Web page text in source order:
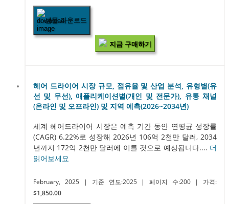
샘플 다운로드
지금 구매하기
헤어 드라이어 시장 규모, 점유율 및 산업 분석, 유형별(유
선 및 무선), 애플리케이션별(개인 및 전문가), 유통 채널
(온라인 및 오프라인) 및 지역 예측(2026~2034년)
세계 헤어드라이어 시장은 예측 기간 동안 연평균 성장률
(CAGR) 6.22%로 성장해 2026년 106억 2천만 달러, 2034
년까지 172억 2천만 달러에 이를 것으로 예상됩니다.... 더
읽어보세요
February, 2025 | 기준 연도:2025 | 페이지 수:200
| 가격:
$1,850.00